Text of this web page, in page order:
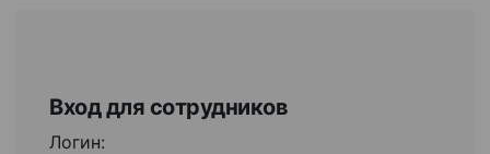
Вход для сотрудников
Логин: